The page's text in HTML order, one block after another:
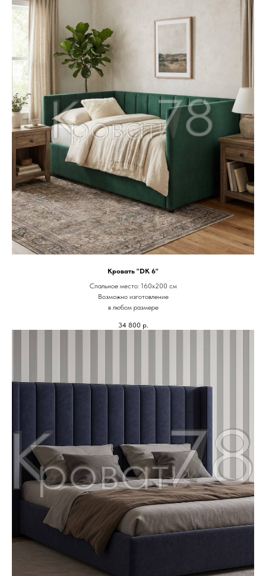
Кровать "DK 6"
Спальное место: 160х200 см
Возможно изготовление
в любом размере
34 800 р.